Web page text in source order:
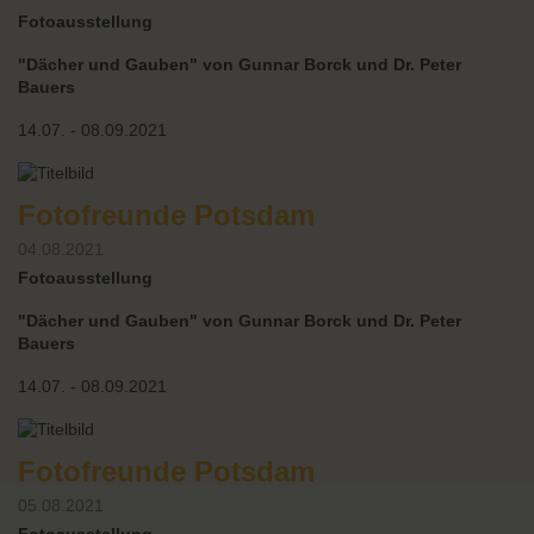
Fotoausstellung
"Dächer und Gauben" von Gunnar Borck und Dr. Peter
Bauers
14.07. - 08.09.2021
Fotofreunde Potsdam
04.08.2021
Fotoausstellung
"Dächer und Gauben" von Gunnar Borck und Dr. Peter
Bauers
14.07. - 08.09.2021
Fotofreunde Potsdam
05.08.2021